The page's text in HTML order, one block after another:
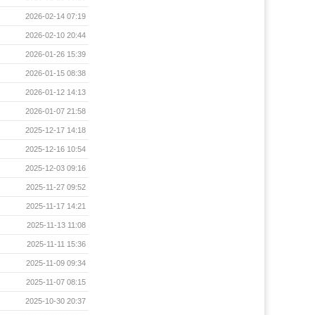
2026-02-14 07:19
2026-02-10 20:44
2026-01-26 15:39
2026-01-15 08:38
2026-01-12 14:13
2026-01-07 21:58
2025-12-17 14:18
2025-12-16 10:54
2025-12-03 09:16
2025-11-27 09:52
2025-11-17 14:21
2025-11-13 11:08
2025-11-11 15:36
2025-11-09 09:34
2025-11-07 08:15
2025-10-30 20:37